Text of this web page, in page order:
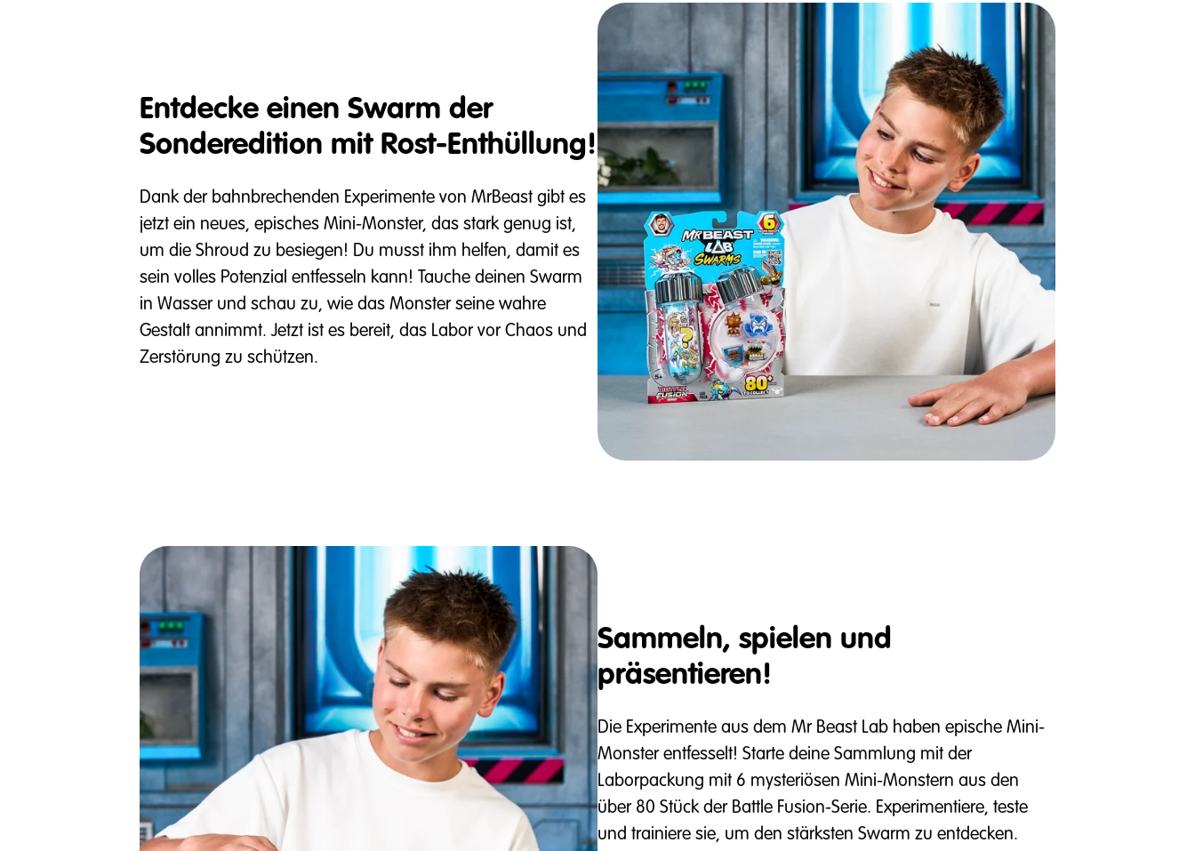
Entdecke einen Swarm der
Sonderedition mit Rost-Enthüllung!
Dank der bahnbrechenden Experimente von MrBeast gibt es
jetzt ein neues, episches Mini-Monster, das stark genug ist,
um die Shroud zu besiegen! Du musst ihm helfen, damit es
sein volles Potenzial entfesseln kann! Tauche deinen Swarm
in Wasser und schau zu, wie das Monster seine wahre
Gestalt annimmt. Jetzt ist es bereit, das Labor vor Chaos und
Zerstörung zu schützen.
Sammeln, spielen und
präsentieren!
Die Experimente aus dem Mr Beast Lab haben epische Mini-
Monster entfesselt! Starte deine Sammlung mit der
Laborpackung mit 6 mysteriösen Mini-Monstern aus den
über 80 Stück der Battle Fusion-Serie. Experimentiere, teste
und trainiere sie, um den stärksten Swarm zu entdecken.